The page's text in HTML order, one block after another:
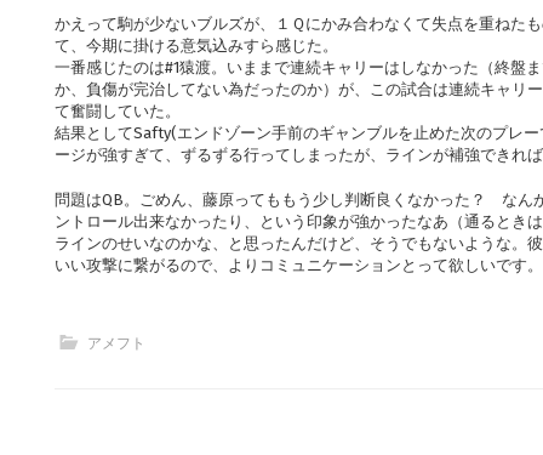
かえって駒が少ないブルズが、１Ｑにかみ合わなくて失点を重ねた
て、今期に掛ける意気込みすら感じた。
一番感じたのは#1猿渡。いままで連続キャリーはしなかった（終盤
か、負傷が完治してない為だったのか）が、この試合は連続キャリ
て奮闘していた。
結果としてSafty(エンドゾーン手前のギャンブルを止めた次のプレ
ージが強すぎて、ずるずる行ってしまったが、ラインが補強できれ
問題はQB。ごめん、藤原ってももう少し判断良くなかった？ なん
ントロール出来なかったり、という印象が強かったなあ（通るとき
ラインのせいなのかな、と思ったんだけど、そうでもないような。
いい攻撃に繋がるので、よりコミュニケーションとって欲しいです
アメフト